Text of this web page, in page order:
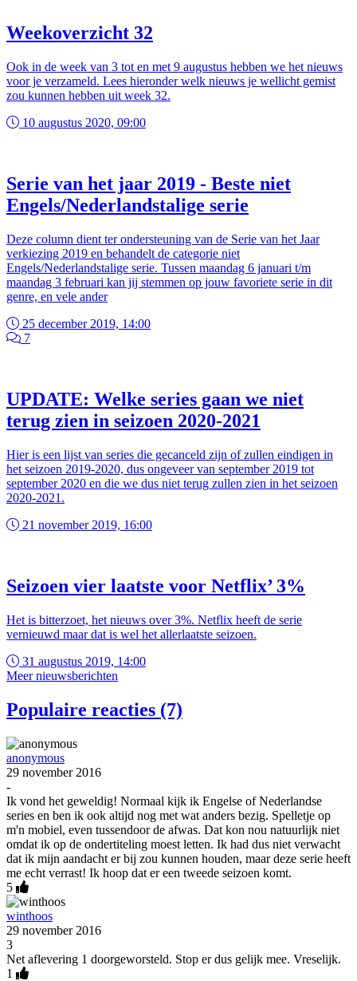
Weekoverzicht 32
Ook in de week van 3 tot en met 9 augustus hebben we het nieuws
voor je verzameld. Lees hieronder welk nieuws je wellicht gemist
zou kunnen hebben uit week 32.
10 augustus 2020, 09:00
Serie van het jaar 2019 - Beste niet
Engels/Nederlandstalige serie
Deze column dient ter ondersteuning van de Serie van het Jaar
verkiezing 2019 en behandelt de categorie niet
Engels/Nederlandstalige serie. Tussen maandag 6 januari t/m
maandag 3 februari kan jij stemmen op jouw favoriete serie in dit
genre, en vele ander
25 december 2019, 14:00
7
UPDATE: Welke series gaan we niet
terug zien in seizoen 2020-2021
Hier is een lijst van series die gecanceld zijn of zullen eindigen in
het seizoen 2019-2020, dus ongeveer van september 2019 tot
september 2020 en die we dus niet terug zullen zien in het seizoen
2020-2021.
21 november 2019, 16:00
Seizoen vier laatste voor Netflix’ 3%
Het is bitterzoet, het nieuws over 3%. Netflix heeft de serie
vernieuwd maar dat is wel het allerlaatste seizoen.
31 augustus 2019, 14:00
Meer nieuwsberichten
Populaire reacties (7)
anonymous
29 november 2016
-
Ik vond het geweldig! Normaal kijk ik Engelse of Nederlandse
series en ben ik ook altijd nog met wat anders bezig. Spelletje op
m'n mobiel, even tussendoor de afwas. Dat kon nou natuurlijk niet
omdat ik op de ondertiteling moest letten. Ik had dus niet verwacht
dat ik mijn aandacht er bij zou kunnen houden, maar deze serie heeft
me echt verrast! Ik hoop dat er een tweede seizoen komt.
5
winthoos
29 november 2016
3
Net aflevering 1 doorgeworsteld. Stop er dus gelijk mee. Vreselijk.
1